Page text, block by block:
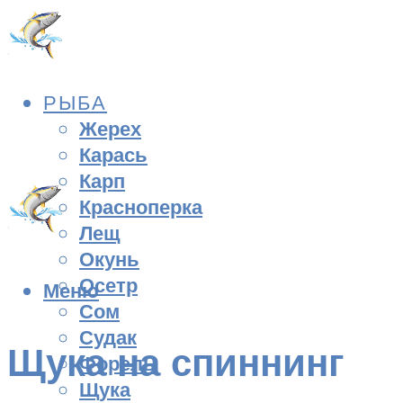
РЫБА
Жерех
Карась
Карп
Красноперка
Лещ
Окунь
Осетр
Сом
Судак
Форель
Щука
Меню
Щука на спиннинг